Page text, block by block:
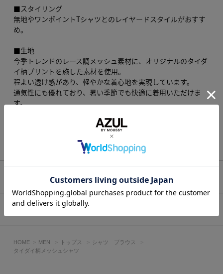
■スタイリング
無地やワンポイントTシャツとのレイヤードスタイルがおすす
め。
■生地
今季トレンドのレース調メッシュ素材に、オリジナルのタイダ
イ柄プリントを施した素材を使用。
程よい透け感があり、軽やかな着心地を実現しています。
通気性にも優れており、暑い季節でも快適に着用いただけま
す。
■モデル身長182cm（Lサイズ着用）
[注意事項]
※画像の商品はサンプルです。実際の商品と仕様、加工が若干
異なる場合があります。
※画像の商品は光の照射や角度、お使いのモニター環境によ
り、実物と色味が異なる場合がございます。
※着用、お取り扱いの際は、アテンションタグをご確認くださ
もっと見る
アイテムサイズ
HOME MEN トップス
シャツ ブラウス
タイダイ柄メッシュシャツ